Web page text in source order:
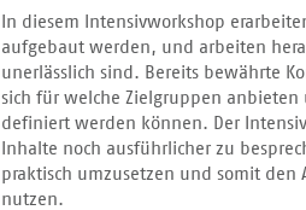
In diesem Intensivworkshop
aufgebaut werden, und arbeiten
unerlässlich sind. Bereits bewährte
sich für welche Zielgruppen
definiert werden können. Der
Inhalte noch ausführlicher zu
praktisch umzusetzen und somit den
nutzen.